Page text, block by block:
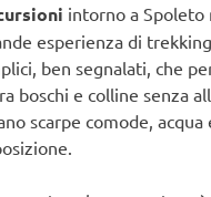
intorno a Spoleto
esperienza di
ben segnalati, che
boschi e colline senza
scarpe comode, acqua